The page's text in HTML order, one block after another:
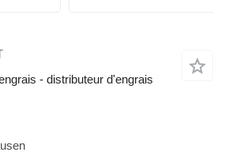
- distributeur d'engrais